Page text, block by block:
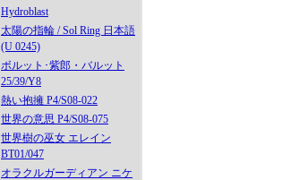
Hydroblast
太陽の指輪 / Sol Ring 日本語
(U 0245)
ボルット･紫郎・バルット
25/39/Y8
熱い抱擁 P4/S08-022
世界の意思 P4/S08-075
世界樹の巫女 エレイン
BT01/047
オラクルガーディアン ニケ